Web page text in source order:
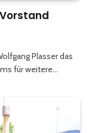
Plasser das
für weitere…